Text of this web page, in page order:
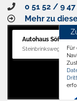
0 51 52 / 9
Mehr zu
Autohaus Söffker
Steinbrinksweg 12,Für